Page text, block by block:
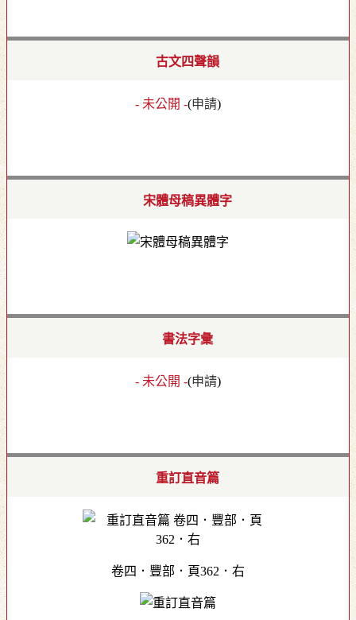
古文四聲韻
- 未公開 -(申請)
宋體母稿異體字
書法字彙
- 未公開 -(申請)
重訂直音篇
卷四．豐部．頁362．右